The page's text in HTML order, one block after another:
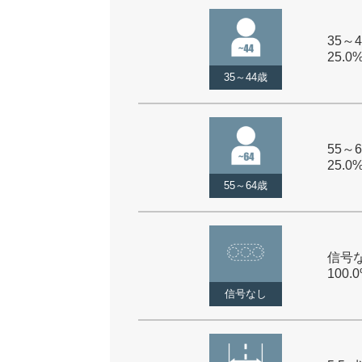
35～44歳
35～
55～64歳
55～
信号なし
信号